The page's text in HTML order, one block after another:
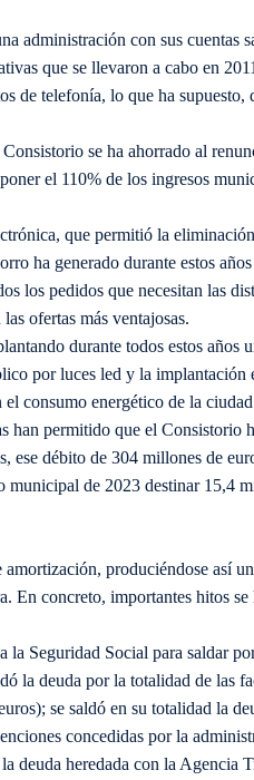
administración con sus cuentas
que se llevaron a cabo en
de telefonía, lo que ha supuesto,
se ha ahorrado al
el 110% de los ingresos
que permitió la
ha generado durante estos
los pedidos que necesitan las
ofertas más ventajosas.
durante todos estos años
por luces led y la
consumo energético de la
han permitido que el Consistorio
ese débito de 304 millones de
de 2023 destinar 15,4
produciéndose así
En concreto, importantes hitos
la Seguridad Social para saldar
la deuda por la totalidad de las
se saldó en su totalidad la
concedidas por la
deuda heredada con la Agencia